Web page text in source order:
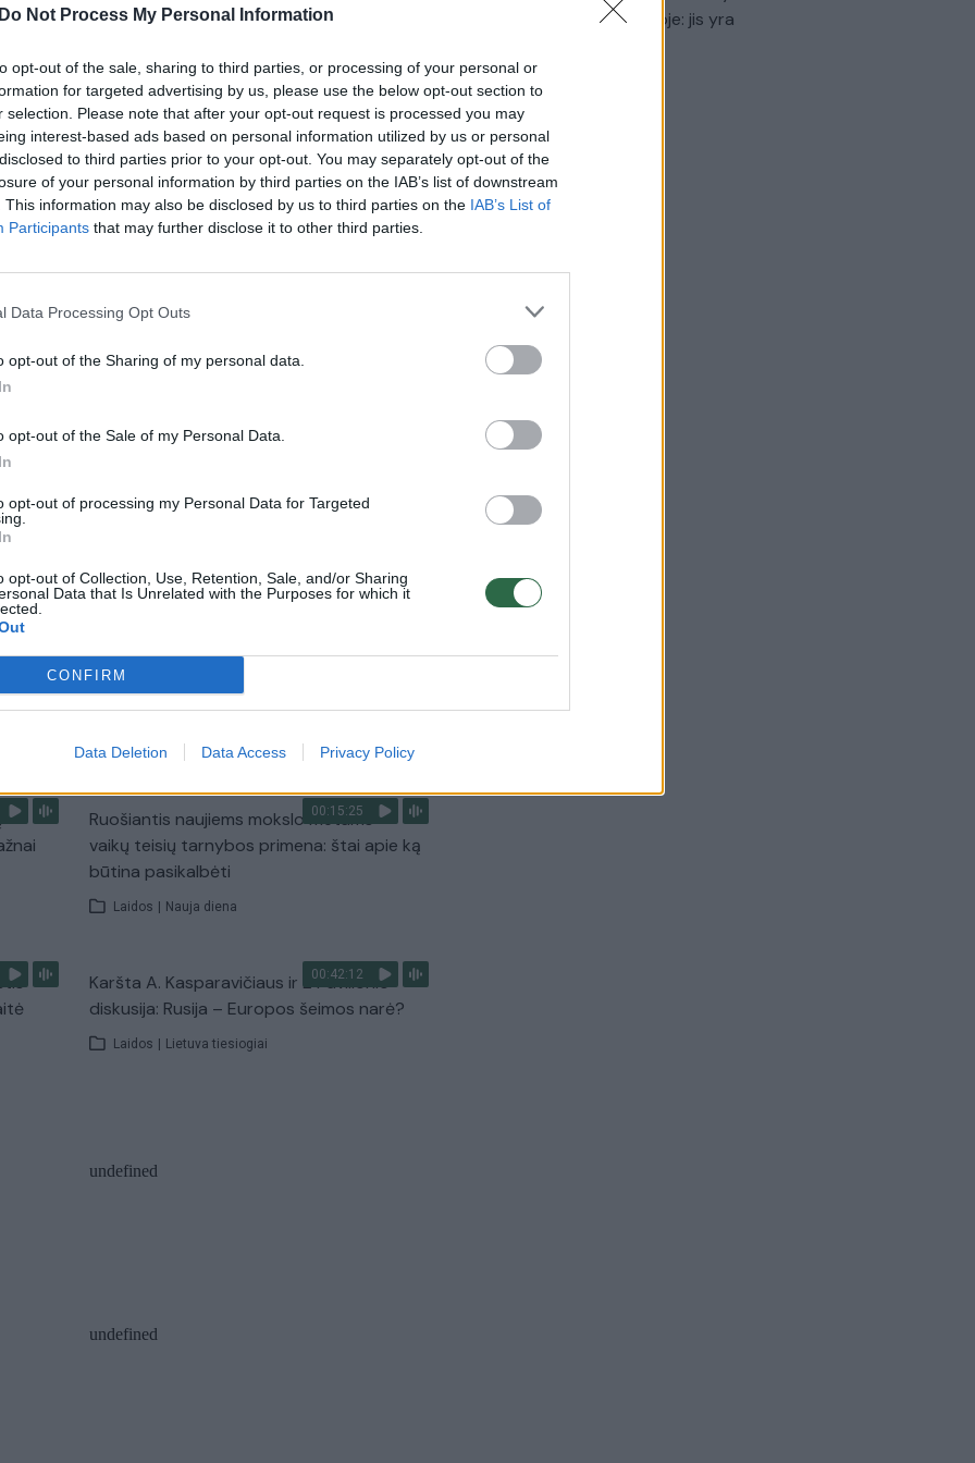
Do Not Process My Personal Information
opt-out of the sale, sharing to third parties, or processing of your personal or
for targeted advertising by us, please use the below opt-out section to
selection. Please note that after your opt-out request is processed you may
interest-based ads based on personal information utilized by us or personal
to third parties prior to your opt-out. You may separately opt-out of the
of your personal information by third parties on the IAB’s list of downstream
This information may also be disclosed by us to third parties on the IAB’s List of
Participants that may further disclose it to other third parties.
Data Processing Opt Outs
opt-out of the Sharing of my personal data.
opt-out of the Sale of my Personal Data.
opt-out of processing my Personal Data for Targeted
opt-out of Collection, Use, Retention, Sale, and/or Sharing
Data that Is Unrelated with the Purposes for which it
CONFIRM
Data Deletion Data Access Privacy Policy
trečiosios dienos konstitucijosoriginalas.
kolekcijos Paroda
Reporteris
–
užgaulūs įvardžiai
Nyderlanduose apgynė čempionų vardą
Visi įrašai
00:15:25
Ruošiantis naujiems mokslo metams –
vaikų teisių tarnybos primena: štai apie ką
būtina pasikalbėti
Laidos | Nauja diena
00:42:12
Karšta A. Kasparavičiaus ir Ž Pavilionio
diskusija: Rusija – Europos šeimos narė?
Laidos | Lietuva tiesiogiai
įsitvirtinti Ukrainos politikoje: jis yra